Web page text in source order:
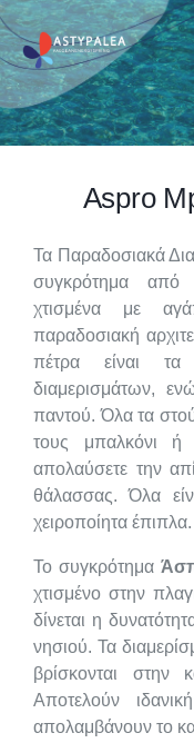
Aspro
Τα Παραδοσιακά
συγκρότημα από
χτισμένα με
παραδοσιακή
πέτρα είναι
διαμερισμάτων,
παντού. Όλα τα
τους μπαλκόνι
απολαύσετε την
θάλασσας. Όλα
χειροποίητα έπιπλα.
Το συγκρότημα
χτισμένο στην
δίνεται η
νησιού. Τα
βρίσκονται
Αποτελούν
απολαμβάνουν το